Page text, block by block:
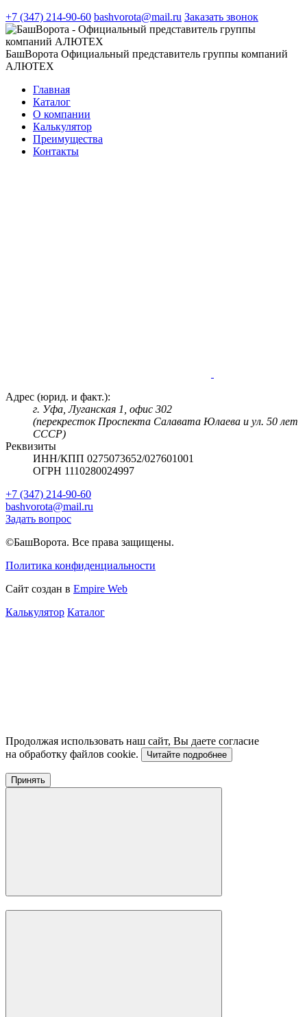
+7 (347) 214-90-60 bashvorota@mail.ru Заказать звонок
БашВорота Официальный представитель группы компаний
АЛЮТЕХ
Главная
Каталог
О компании
Калькулятор
Преимущества
Контакты
Адрес (юрид. и факт.):
г. Уфа, Луганская 1, офис 302
(перекресток Проспекта Салавата Юлаева и ул. 50 лет
СССР)
Реквизиты
ИНН/КПП 0275073652/027601001
ОГРН 1110280024997
+7 (347) 214-90-60
bashvorota@mail.ru
Задать вопрос
©БашВорота. Все права защищены.
Политика конфиденциальности
Сайт создан в Empire Web
Калькулятор Каталог
Продолжая использовать наш сайт, Вы даете согласие
на обработку файлов cookie.
Читайте подробнее
Принять